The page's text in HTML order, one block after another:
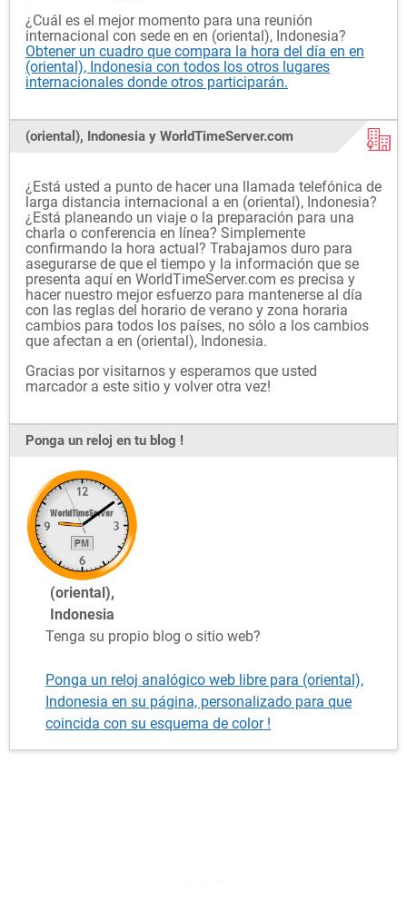
¿Cuál es el mejor momento para una reunión
internacional con sede en en (oriental), Indonesia?
Obtener un cuadro que compara la hora del día en en
(oriental), Indonesia con todos los otros lugares
internacionales donde otros participarán.
(oriental), Indonesia y WorldTimeServer.com
¿Está usted a punto de hacer una llamada telefónica de
larga distancia internacional a en (oriental), Indonesia?
¿Está planeando un viaje o la preparación para una
charla o conferencia en línea? Simplemente
confirmando la hora actual? Trabajamos duro para
asegurarse de que el tiempo y la información que se
presenta aquí en WorldTimeServer.com es precisa y
hacer nuestro mejor esfuerzo para mantenerse al día
con las reglas del horario de verano y zona horaria
cambios para todos los países, no sólo a los cambios
que afectan a en (oriental), Indonesia.
Gracias por visitarnos y esperamos que usted
marcador a este sitio y volver otra vez!
Ponga un reloj en tu blog !
(oriental),
Indonesia
Tenga su propio blog o sitio web?
Ponga un reloj analógico web libre para (oriental),
Indonesia en su página, personalizado para que
coincida con su esquema de color !